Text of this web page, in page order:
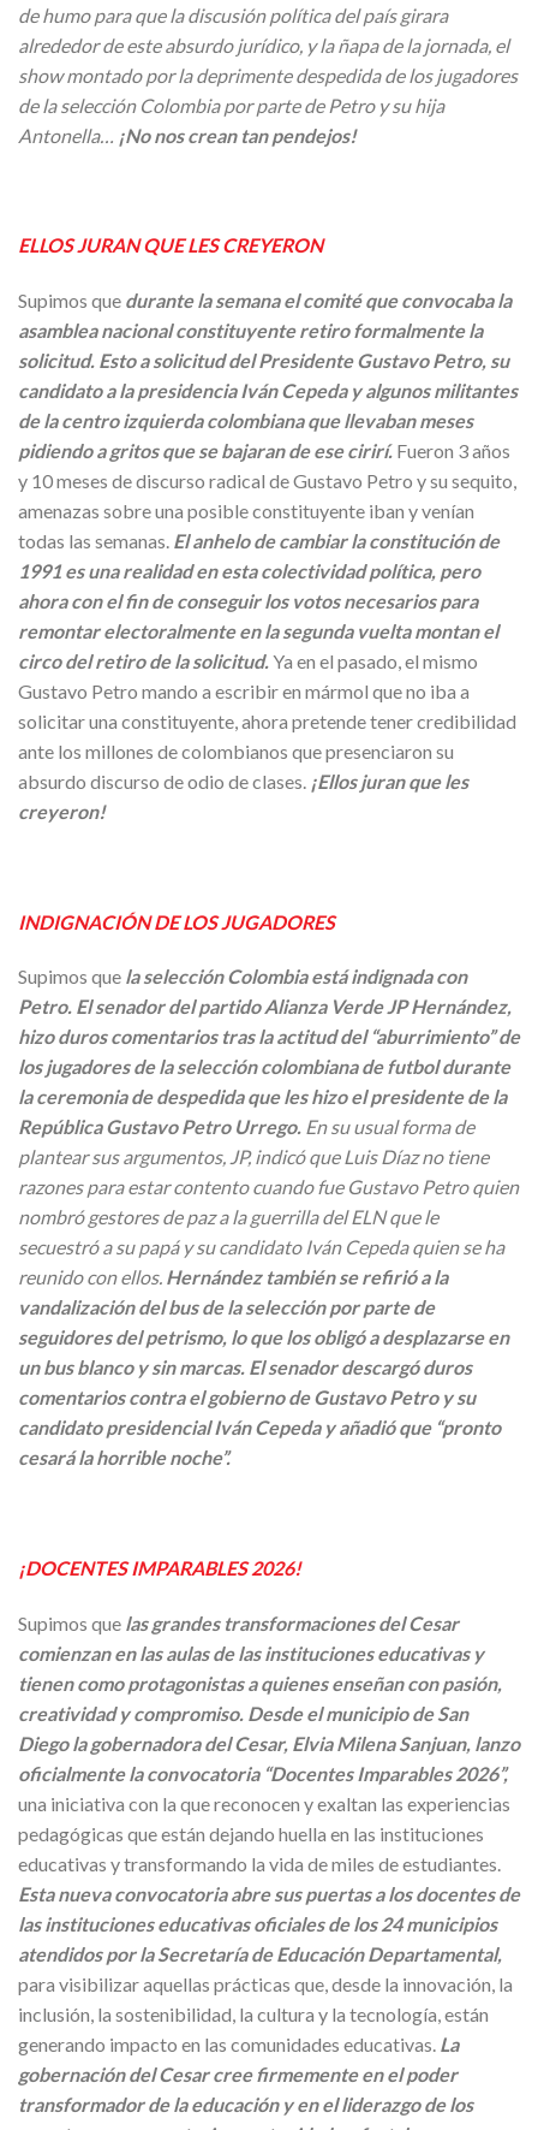
de humo para que la discusión política del país girara
alrededor de este absurdo jurídico, y la ñapa de la jornada, el
show montado por la deprimente despedida de los jugadores
de la selección Colombia por parte de Petro y su hija
Antonella…
¡No nos crean tan pendejos!
ELLOS JURAN QUE LES CREYERON
Supimos que durante la semana el comité que convocaba la
asamblea nacional constituyente retiro formalmente la
solicitud. Esto a solicitud del Presidente Gustavo Petro, su
candidato a la presidencia Iván Cepeda y algunos militantes
de la centro izquierda colombiana que llevaban meses
pidiendo a gritos que se bajaran de ese cirirí. Fueron 3 años
y 10 meses de discurso radical de Gustavo Petro y su sequito,
amenazas sobre una posible constituyente iban y venían
todas las semanas. El anhelo de cambiar la constitución de
1991 es una realidad en esta colectividad política, pero
ahora con el fin de conseguir los votos necesarios para
remontar electoralmente en la segunda vuelta montan el
circo del retiro de la solicitud.Ya en el pasado, el mismo
Gustavo Petro mando a escribir en mármol que no iba a
solicitar una constituyente, ahora pretende tener credibilidad
ante los millones de colombianos que presenciaron su
absurdo discurso de odio de clases. ¡Ellos juran que les
creyeron!
INDIGNACIÓN DE LOS JUGADORES
Supimos que la selección Colombia está indignada con
Petro. El senador del partido Alianza Verde JP Hernández,
hizo duros comentarios tras la actitud del “aburrimiento” de
los jugadores de la selección colombiana de futbol durante
la ceremonia de despedida que les hizo el presidente de la
República Gustavo Petro Urrego. En su usual forma de
plantear sus argumentos, JP, indicó que Luis Díaz no tiene
razones para estar contento cuando fue Gustavo Petro quien
nombró gestores de paz a la guerrilla del ELN que le
secuestró a su papá y su candidato Iván Cepeda quien se ha
reunido con ellos. Hernández también se refirió a la
vandalización del bus de la selección por parte de
seguidores del petrismo, lo que los obligó a desplazarse en
un bus blanco y sin marcas. El senador descargó duros
comentarios contra el gobierno de Gustavo Petro y su
candidato presidencial Iván Cepeda y añadió que “pronto
cesará la horrible noche”.
¡DOCENTES IMPARABLES 2026!
Supimos que las grandes transformaciones del Cesar
comienzan en las aulas de las instituciones educativas y
tienen como protagonistas a quienes enseñan con pasión,
creatividad y compromiso. Desde el municipio de San
Diego la gobernadora del Cesar, Elvia Milena Sanjuan, lanzo
oficialmente la convocatoria “Docentes Imparables 2026”,
una iniciativa con la que reconocen y exaltan las experiencias
pedagógicas que están dejando huella en las instituciones
educativas y transformando la vida de miles de estudiantes.
Esta nueva convocatoria abre sus puertas a los docentes de
las instituciones educativas oficiales de los 24 municipios
atendidos por la Secretaría de Educación Departamental,
para visibilizar aquellas prácticas que, desde la innovación, la
inclusión, la sostenibilidad, la cultura y la tecnología, están
generando impacto en las comunidades educativas. La
gobernación del Cesar cree firmemente en el poder
transformador de la educación y en el liderazgo de los